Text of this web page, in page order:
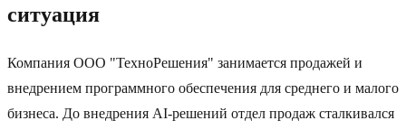
ситуация
Компания ООО "ТехноРешения" занимается продажей и
внедрением программного обеспечения для среднего и малого
бизнеса. До внедрения AI-решений отдел продаж сталкивался